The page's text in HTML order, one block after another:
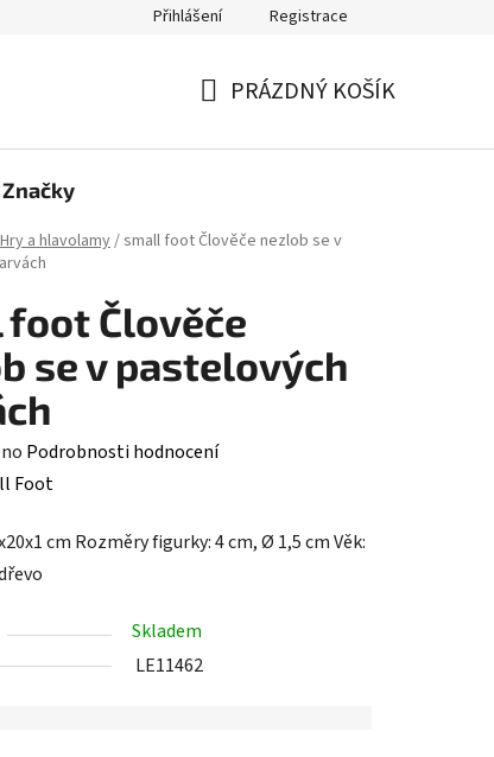
Přihlášení Registrace
PRÁZDNÝ KOŠÍK
Značky
Hry a hlavolamy/small foot Člověče nezlob se v
Člověče
se v pastelových
Podrobnosti hodnocení
Foot
cm Rozměry figurky: 4 cm, Ø 1,5 cm Věk:
Skladem
LE11462